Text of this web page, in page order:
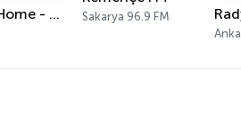
Radyo Home - Ege Havaları Sakarya 96.9 FM